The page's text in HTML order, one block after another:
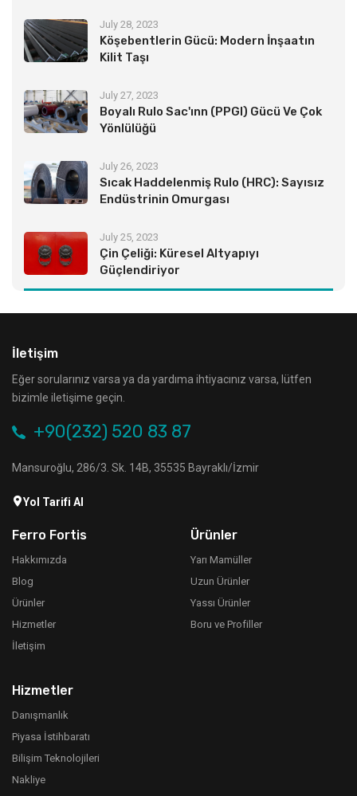
July 28, 2023
Köşebentlerin Gücü: Modern İnşaatın
Kilit Taşı
July 27, 2023
Boyalı Rulo Sac'ınn (PPGI) Gücü Ve Çok
Yönlülüğü
July 26, 2023
Sıcak Haddelenmiş Rulo (HRC): Sayısız
Endüstrinin Omurgası
July 25, 2023
Çin Çeliği: Küresel Altyapıyı
Güçlendiriyor
İletişim
Eğer sorularınız varsa ya da yardıma ihtiyacınız varsa, lütfen
bizimle iletişime geçin.
+90(232) 520 83 87
Mansuroğlu, 286/3. Sk. 14B, 35535 Bayraklı/İzmir
Yol Tarifi Al
Ferro Fortis
Hakkımızda
Blog
Ürünler
Hizmetler
İletişim
Ürünler
Yarı Mamüller
Uzun Ürünler
Yassı Ürünler
Boru ve Profiller
Hizmetler
Danışmanlık
Piyasa İstihbaratı
Bilişim Teknolojileri
Nakliye